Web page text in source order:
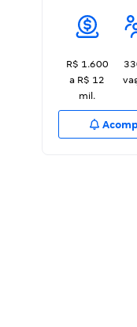
R$ 1.600
a R$ 12
mil.